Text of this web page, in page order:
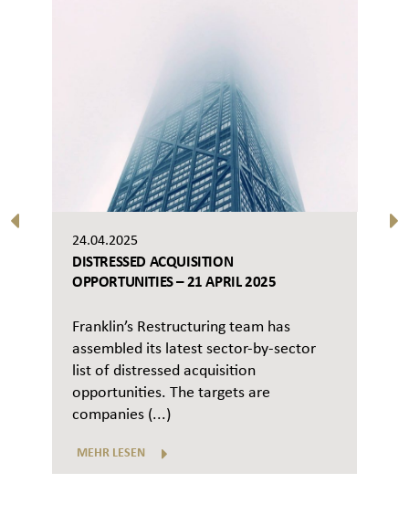
24.04.2025
DISTRESSED ACQUISITION
OPPORTUNITIES – 21 APRIL 2025
Franklin’s Restructuring team has
assembled its latest sector-by-sector
list of distressed acquisition
opportunities. The targets are
companies (...)
MEHR LESEN